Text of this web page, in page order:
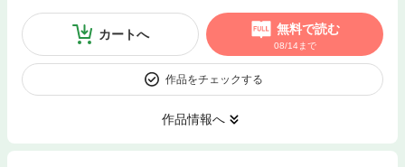
カートへ 無料で読む
08/14まで
作品をチェックする
作品情報へ